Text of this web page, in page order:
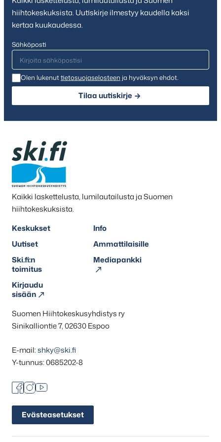
hiihtokeskuksista. Uutiskirje ilmestyy kaudella kaksi
kertaa kuukaudessa.
Sähköposti
Olen lukenuttietosuojaselosteen ja hyväksyn ehdot.
Tilaa uutiskirje
Kaikki laskettelusta, lumilautailusta ja Suomen
hiihtokeskuksista.
Keskukset
Info
Uutiset
Ammattilaisille
Ski.fi:n
toimitus
Mediapankki
Kirjaudu
sisään
Suomen Hiihtokeskusyhdistys ry
Sinikalliontie 7, 02630 Espoo
E-mail:shky@ski.fi
Y-tunnus: 0685202-8
Facebook
Instagram
Youtube
Evästeasetukset